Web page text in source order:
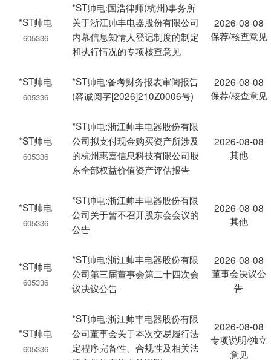
*ST帅电
605336
*ST帅电:国浩律师(杭州)事务所
关于浙江帅丰电器股份有限公司
内幕信息知情人登记制度的制定
和执行情况的专项核查意见
2026-08-08
保荐/核查意见
*ST帅电
605336
*ST帅电:备考财务报表审阅报告
(容诚阅字[2026]210Z0006号)
2026-08-08
保荐/核查意见
*ST帅电
605336
*ST帅电:浙江帅丰电器股份有限
公司拟支付现金购买资产所涉及
的杭州惠嘉信息科技有限公司股
东全部权益价值资产评估报告
2026-08-08
其他
*ST帅电
605336
*ST帅电:浙江帅丰电器股份有限
公司关于暂不召开股东会会议的
公告
2026-08-08
其他
*ST帅电
605336
*ST帅电:浙江帅丰电器股份有限
公司第三届董事会第二十四次会
议决议公告
2026-08-08
董事会决议公
告
*ST帅电
605336
*ST帅电:浙江帅丰电器股份有限
公司董事会关于本次交易履行法
定程序完备性、合规性及相关法
2026-08-08
专项说明/独立
意见